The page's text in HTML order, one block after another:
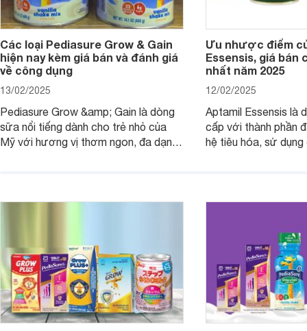
Các loại Pediasure Grow & Gain
hiện nay kèm giá bán và đánh giá
về công dụng
13/02/2025
Pediasure Grow &amp; Gain là dòng
sữa nổi tiếng dành cho trẻ nhỏ của
Mỹ với hương vị thơm ngon, đa dạng
Pediasure Grow &amp; Gain hiện nay
Ưu nhược điểm
Essensis, giá bán
nhất năm 2025
12/02/2025
Aptamil Essensis là
cấp với thành phần
hệ tiêu hóa, sử
cùng Websosanh.vn